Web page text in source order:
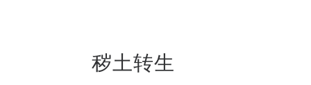
秽土转生